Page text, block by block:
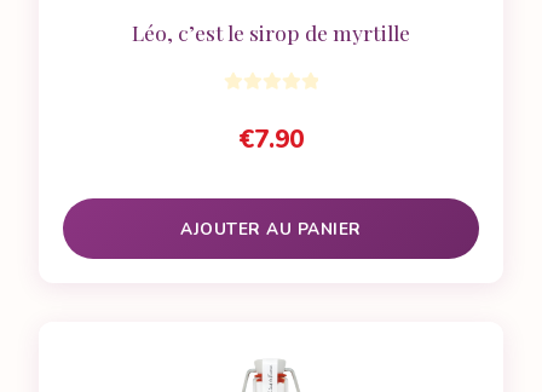
Léo, c’est le sirop de myrtille
€7.90
AJOUTER AU PANIER